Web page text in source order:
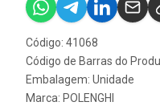
Código: 41068
Código de Barras do
Embalagem: Unidade
Marca: POLENGHI